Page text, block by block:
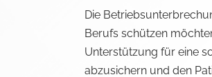
Die
Berufs schützen
Unterstützung für eine
abzusichern und den